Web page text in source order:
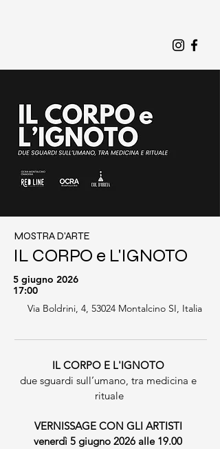
MOSTRA D'ARTE
IL CORPO e L'IGNOTO
5 giugno 2026
17:00
Via Boldrini, 4, 53024 Montalcino SI, Italia
IL CORPO E L'IGNOTO
due sguardi sull’umano, tra medicina e
rituale
VERNISSAGE CON GLI ARTISTI
venerdì 5 giugno 2026 alle 19.00